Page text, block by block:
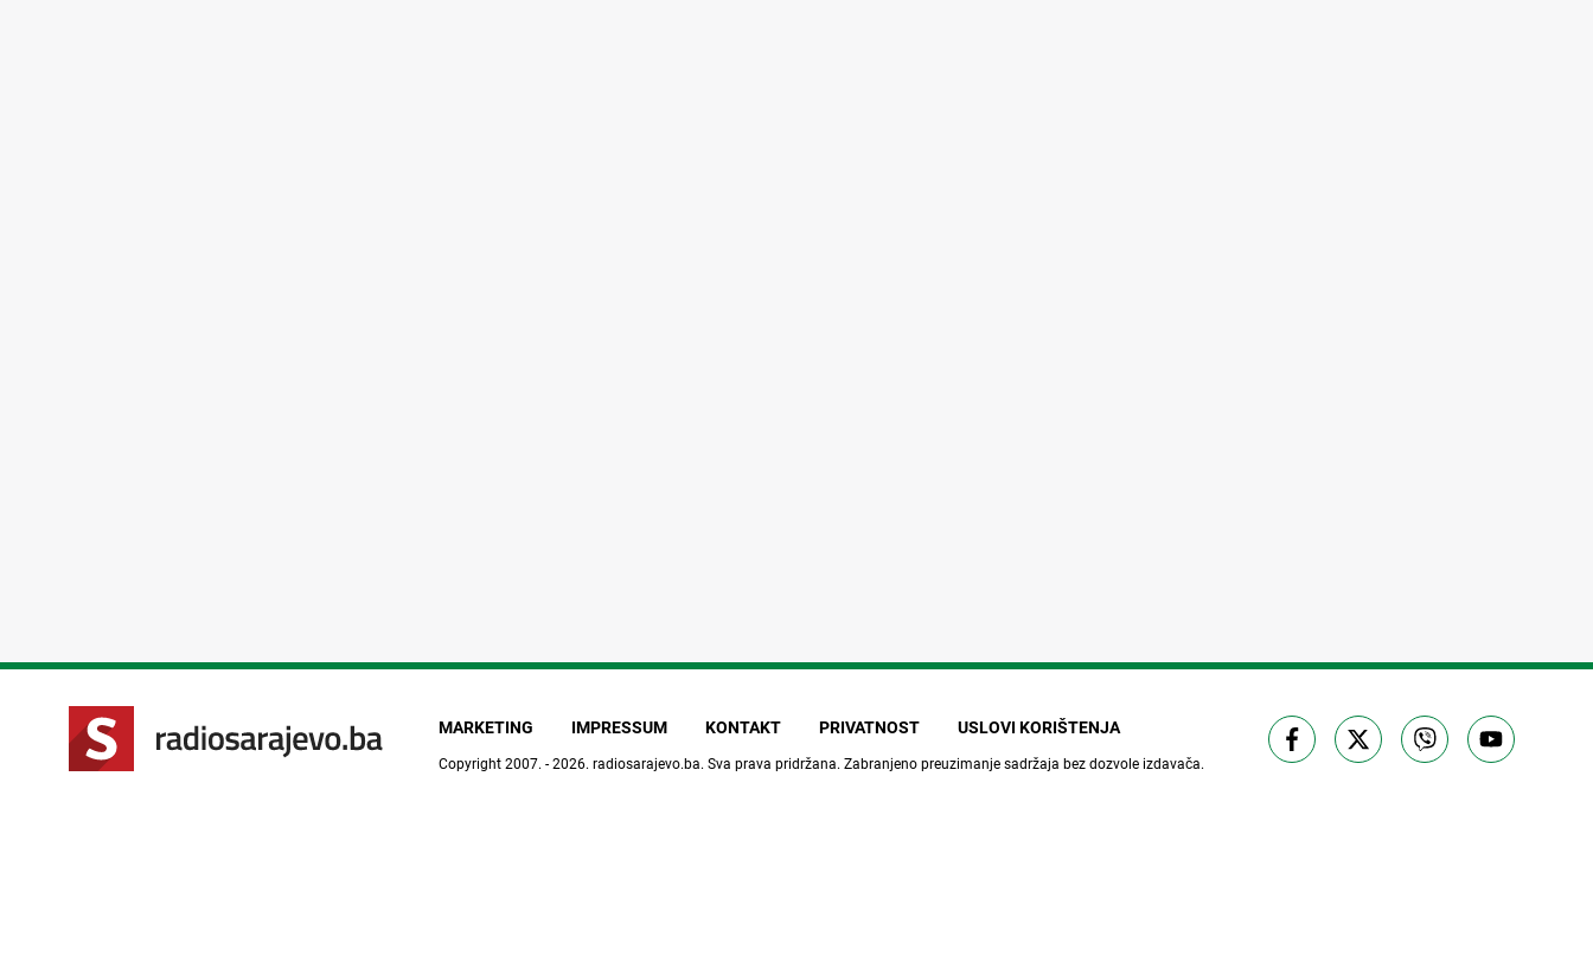
MARKETING IMPRESSUM KONTAKT PRIVATNOST USLOVI KORIŠTENJA
Copyright 2007. - 2026. radiosarajevo.ba. Sva prava pridržana. Zabranjeno preuzimanje sadržaja bez dozvole izdavača.